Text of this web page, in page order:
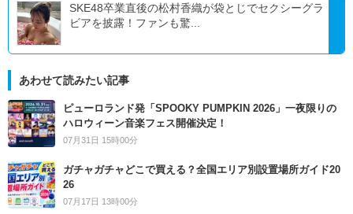
SKE48卒業直後の松村香織が袋とじでセクシーグラ
ビアを披露！ファンも驚...
あわせて読みたい記事
ピューロランド発「SPOOKY PUMPKIN 2026」一夜限りの
ハロウィーン音楽フェス開催決定！
07月31日 15時00分
ガチャガチャどこで買える？全国エリア別設置場所ガイド20
26
07月17日 13時00分